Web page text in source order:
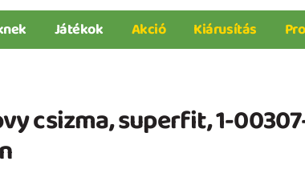
Játékok Akció Kiárusítás
csizma, superfit, 1-